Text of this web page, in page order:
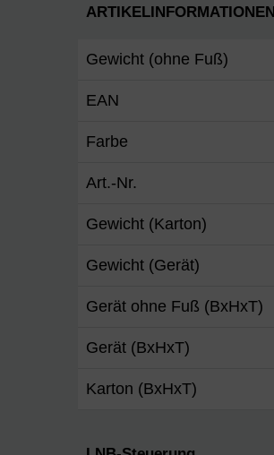
ARTIKELINFORMATIONEN
Gewicht (ohne Fuß)
EAN
Farbe
Art.-Nr.
Gewicht (Karton)
Gewicht (Gerät)
Gerät ohne Fuß (BxHxT)
Gerät (BxHxT)
Karton (BxHxT)